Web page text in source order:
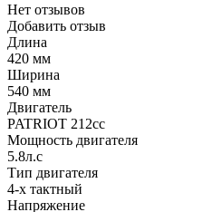
Нет отзывов
Добавить отзыв
Длина
420 мм
Ширина
540 мм
Двигатель
PATRIOT 212cc
Мощность двигателя
5.8л.с
Тип двигателя
4-х тактный
Напряжение